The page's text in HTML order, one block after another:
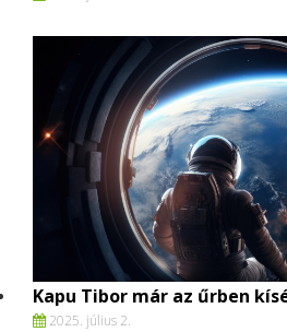
Kapu Tibor már az űrben
2025. július 2.